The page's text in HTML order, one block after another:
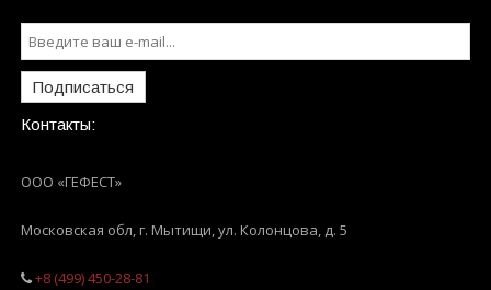
Подписаться
Контакты:
ООО «ГЕФЕСТ»
Московская обл, г. Мытищи,ул. Колонцова, д. 5
+8 (499) 450-28-81